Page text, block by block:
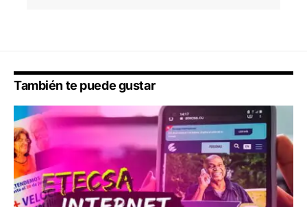
También te puede gustar